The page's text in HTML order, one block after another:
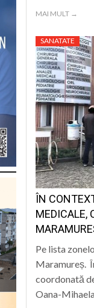
MAI MULT →
SANATATE
ÎN
MEDICALE,
Pe lista
Maramureș.
coordonată
Oana-